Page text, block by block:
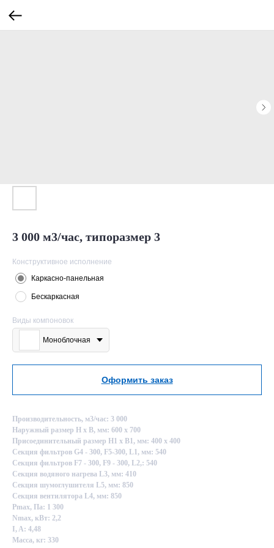
3 000 м3/час, типоразмер 3
Конструктивное исполнение
Каркасно-панельная
Бескаркасная
Виды компоновок
Моноблочная
Оформить заказ
Производительность, м3/час: 3 000
Наружный размер Н х В, мм: 600 х 700
Присоединительный размер Н1 х В1, мм: 400 х 400
Секция фильтров G4 - 300, F5-300, L1, мм: 540
Секция фильтров F7 - 300, F9 - 300, L2,: 540
Секция водяного нагрева L3, мм: 410
Секция шумоглушителя L5, мм: 850
Секция вентилятора L4, мм: 850
Pmax, Па: 1 300
Nmax, кВт: 2,2
I, A: 4,48
Масса, кг: 330